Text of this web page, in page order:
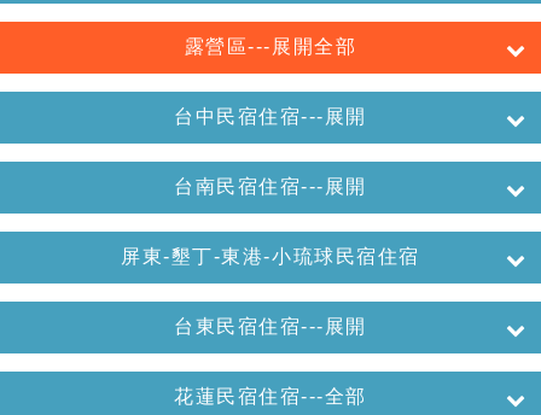
露營區---展開全部
台中民宿住宿---展開
台南民宿住宿---展開
屏東-墾丁-東港-小琉球民宿住宿
台東民宿住宿---展開
花蓮民宿住宿---全部